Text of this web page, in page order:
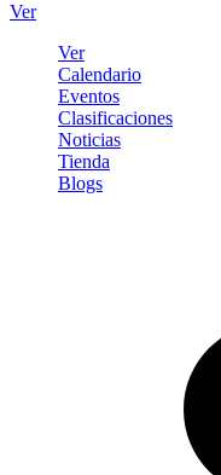
Ver
Ver
Calendario
Eventos
Clasificaciones
Noticias
Tienda
Blogs